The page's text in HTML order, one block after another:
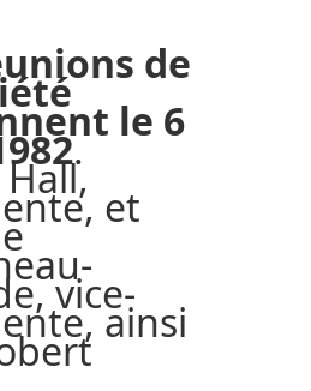
de
le 6
.
et
vice-
ainsi